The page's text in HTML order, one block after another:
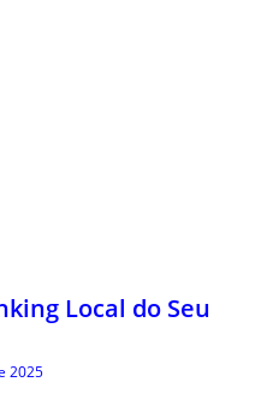
Local do Seu
2025